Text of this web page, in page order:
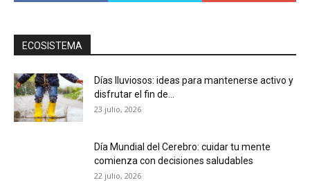
ECOSISTEMA
Días lluviosos: ideas para mantenerse activo y
disfrutar el fin de...
23 julio, 2026
Día Mundial del Cerebro: cuidar tu mente
comienza con decisiones saludables
22 julio, 2026